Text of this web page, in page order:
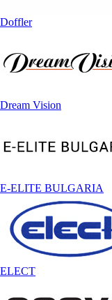
Doffler
Dream Vision
E-ELITE BULGARIA
ELECT